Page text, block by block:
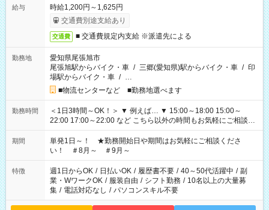
給与
時給1,200円～1,625円
交通費別途支給あり
交通費 ■ 交通費規定内支給 ※派遣先による
勤務地
愛知県尾張旭市
尾張旭駅からバイク・車 / 三郷(愛知県)駅からバイク・車 / 印
場駅からバイク・車 / …
■物流センターなど ■勤務地選べます
勤務時間
＜1日3時間～OK！＞ ▼ 例えば… ▼ 15:00～18:00 15:00～
22:00 17:00～22:00 など こちら以外の時間もお気軽にご相談く
ださい！
期間
単発1日～！ ★勤務開始日や期間はお気軽にご相談くださ
い！ ＃8月～ ＃9月～
特徴 週1日からOK / 日払いOK / 履歴書不要 / 40～50代活躍中 / 副
業・WワークOK / 服装自由 / シフト勤務 / 10名以上の大量募
集 / 電話対応なし / パソコンスキル不要